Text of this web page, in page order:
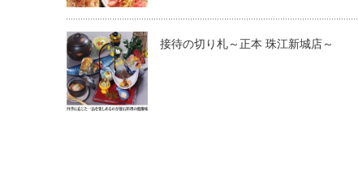
接待の切り札～正本 珠江新城店～